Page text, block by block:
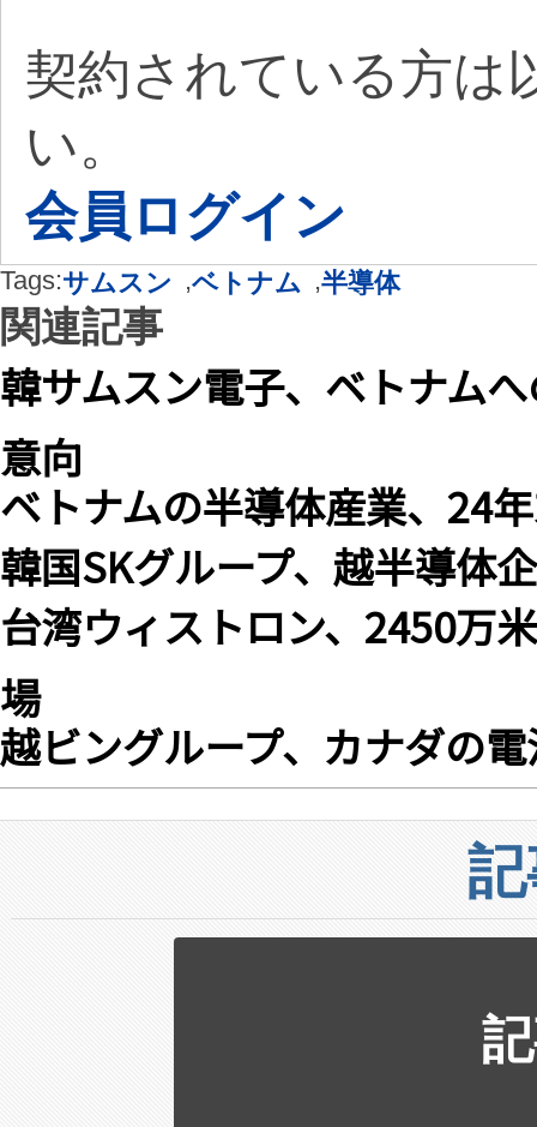
契約されている方は
い。
会員ログイン
Tags:サムスン ,ベトナム ,半導体
関連記事
韓サムスン電子、ベトナム
意向
ベトナムの半導体産業、24
韓国SKグループ、越半導体
台湾ウィストロン、2450万
場
越ビングループ、カナダの